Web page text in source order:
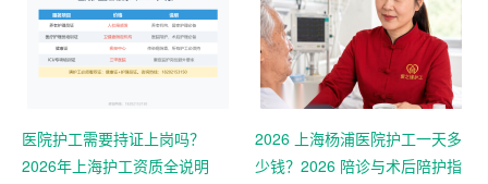
医院护工需要持证上岗吗？
2026年上海护工资质全说明
2026 上海杨浦医院护工一天多
少钱？2026 陪诊与术后陪护指